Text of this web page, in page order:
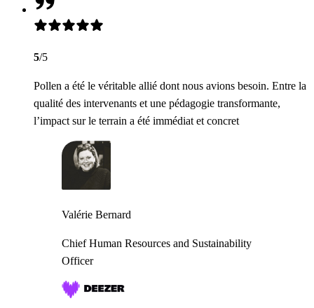
5/5
Pollen a été le véritable allié dont nous avions besoin. Entre la
qualité des intervenants et une pédagogie transformante,
l’impact sur le terrain a été immédiat et concret
Valérie Bernard
Chief Human Resources and Sustainability
Officer